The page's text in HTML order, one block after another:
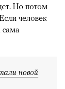
Но потом
человек
сама
новой